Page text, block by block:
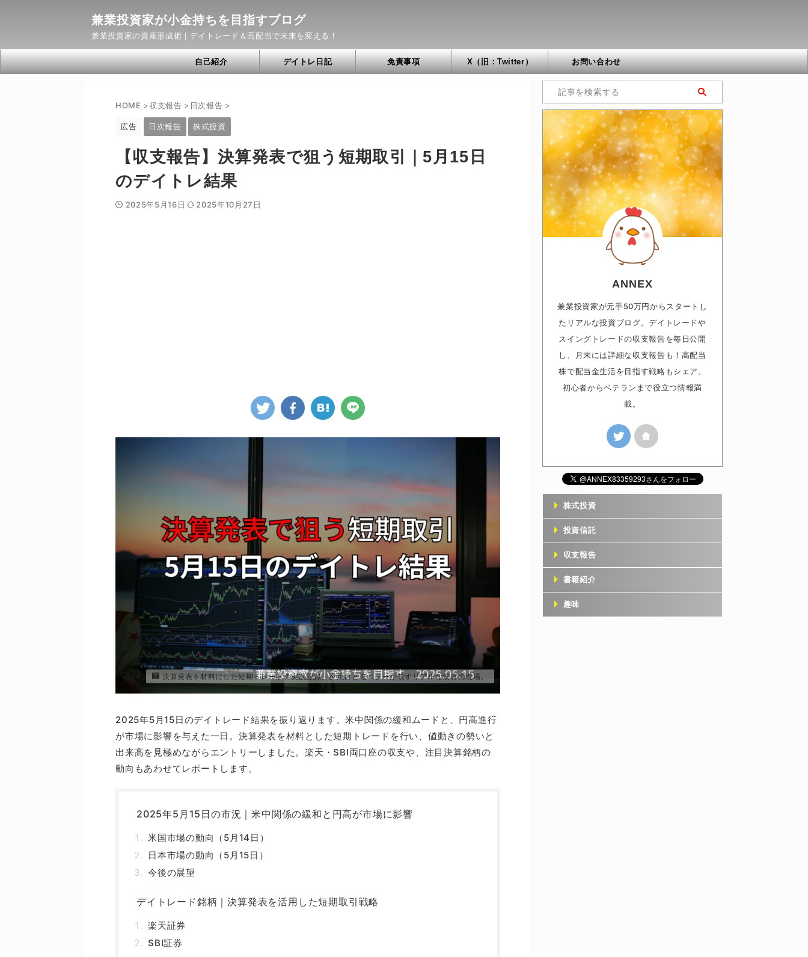
兼業投資家が小金持ちを目指すブログ
兼業投資家の資産形成術｜デイトレード＆高配当で未来を変える！
自己紹介 デイトレ日記 免責事項 X（旧：Twitter） お問い合わせ
HOME >収支報告 > 日次報告 >
広告 日次報告 株式投資
【収支報告】決算発表で狙う短期取引｜5月15日
のデイトレ結果
2025年5月16日 2025年10月27日
決算発表を材料にした短期トレードの実践記録。夕焼けとモニターが映すリアルな投資の現場。
2025年5月15日のデイトレード結果を振り返ります。米中関係の緩和ムードと、円高進行
が市場に影響を与えた一日。決算発表を材料とした短期トレードを行い、値動きの勢いと
出来高を見極めながらエントリーしました。楽天・SBI両口座の収支や、注目決算銘柄の
動向もあわせてレポートします。
2025年5月15日の市況｜米中関係の緩和と円高が市場に影響
米国市場の動向（5月14日）
日本市場の動向（5月15日）
今後の展望
デイトレード銘柄｜決算発表を活用した短期取引戦略
楽天証券
SBI証券
ANNEX
兼業投資家が元手50万円からスタートし
たリアルな投資ブログ。デイトレードや
スイングトレードの収支報告を毎日公開
し、月末には詳細な収支報告も！高配当
株で配当金生活を目指す戦略もシェア。
初心者からベテランまで役立つ情報満
載。
株式投資
投資信託
収支報告
書籍紹介
趣味